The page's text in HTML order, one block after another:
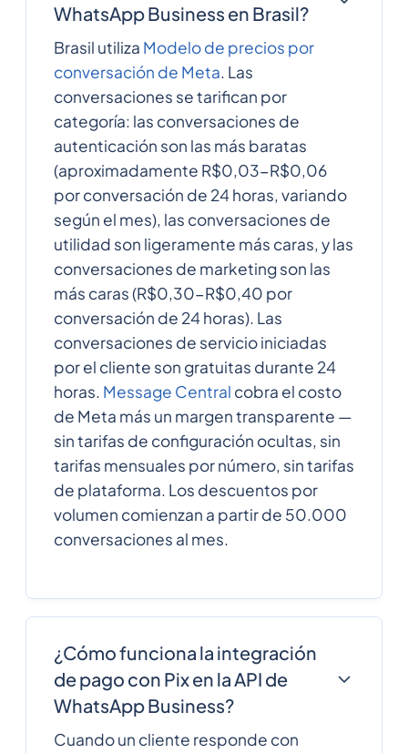
WhatsApp Business en Brasil?
Brasil utiliza Modelo de precios por
conversación de Meta. Las
conversaciones se tarifican por
categoría: las conversaciones de
autenticación son las más baratas
(aproximadamente R$0,03-R$0,06
por conversación de 24 horas, variando
según el mes), las conversaciones de
utilidad son ligeramente más caras, y las
conversaciones de marketing son las
más caras (R$0,30-R$0,40 por
conversación de 24 horas). Las
conversaciones de servicio iniciadas
por el cliente son gratuitas durante 24
horas. Message Central cobra el costo
de Meta más un margen transparente —
sin tarifas de configuración ocultas, sin
tarifas mensuales por número, sin tarifas
de plataforma. Los descuentos por
volumen comienzan a partir de 50.000
conversaciones al mes.
¿Cómo funciona la integración
de pago con Pix en la API de
WhatsApp Business?
Cuando un cliente responde con